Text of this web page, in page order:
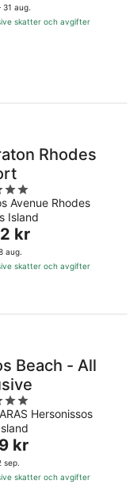
31 aug.
skatter och avgifter
Rhodes
Avenue Rhodes
Island
kr
kr
aug.
skatter och avgifter
Beach - All
Hersonissos
kr
sep.
skatter och avgifter